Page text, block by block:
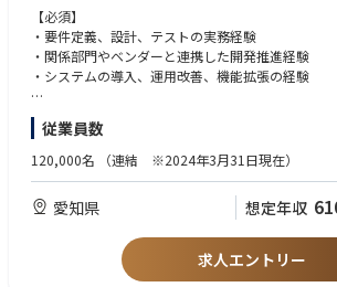
・利用部門・関係部門との要件調整、業務運用に
検討
・ベンダーとの仕様調整、進捗管理、品質確認など
・導入後の運用定着支援、改善提案、機能拡張の推
・業務システムにおける機能改善・高度化の企画推
Azure、TypeScript/JavaScript、C#、SQL、
【組織のミッション】
・AI/生成AI・データ活用による全社業務変革を力
DXプラットフォーム室のミッション
・“DXプラットフォーム”を通じてアイシングルー
【必須】
・要件定義、設計、テストの実務経験
・関係部門やベンダーと連携した開発推進経験
・システムの導入、運用改善、機能拡張の経験
【歓迎】
・Azure、AWS等のクラウドを利用したシステム開
・TypeScript/JavaScript、C#、SQL、Pythonを用
・AI活用による業務改善や開発高度化への関心・実
従業員数
120,000名 （連結 ※2024年3月31日現在）
愛知県 想定年収
求人エントリー